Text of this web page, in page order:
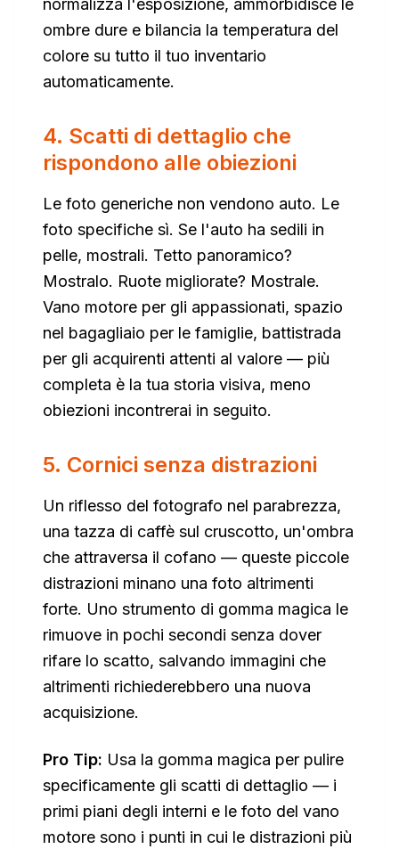
normalizza l'esposizione, ammorbidisce le
ombre dure e bilancia la temperatura del
colore su tutto il tuo inventario
automaticamente.
4. Scatti di dettaglio che
rispondono alle obiezioni
Le foto generiche non vendono auto. Le
foto specifiche sì. Se l'auto ha sedili in
pelle, mostrali. Tetto panoramico?
Mostralo. Ruote migliorate? Mostrale.
Vano motore per gli appassionati, spazio
nel bagagliaio per le famiglie, battistrada
per gli acquirenti attenti al valore — più
completa è la tua storia visiva, meno
obiezioni incontrerai in seguito.
5. Cornici senza distrazioni
Un riflesso del fotografo nel parabrezza,
una tazza di caffè sul cruscotto, un'ombra
che attraversa il cofano — queste piccole
distrazioni minano una foto altrimenti
forte. Uno strumento di gomma magica le
rimuove in pochi secondi senza dover
rifare lo scatto, salvando immagini che
altrimenti richiederebbero una nuova
acquisizione.
Pro Tip: Usa la gomma magica per pulire
specificamente gli scatti di dettaglio — i
primi piani degli interni e le foto del vano
motore sono i punti in cui le distrazioni più